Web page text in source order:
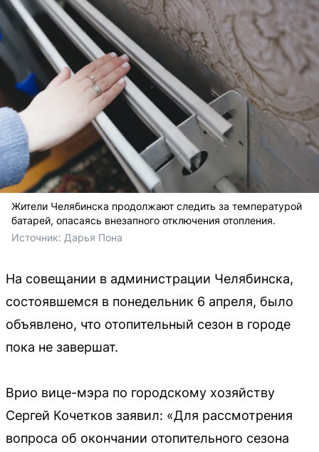
Жители Челябинска продолжают следить за температурой
батарей, опасаясь внезапного отключения отопления.
Источник: Дарья Пона
На совещании в администрации Челябинска,
состоявшемся в понедельник 6 апреля, было
объявлено, что отопительный сезон в городе
пока не завершат.
Врио вице-мэра по городскому хозяйству
Сергей Кочетков заявил: «Для рассмотрения
вопроса об окончании отопительного сезона